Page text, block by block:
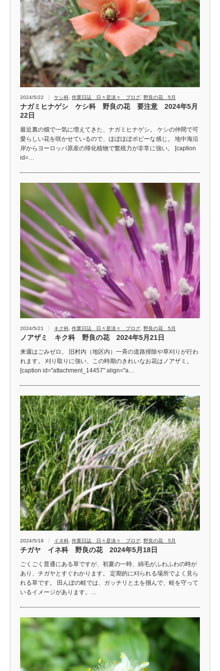
2024/5/22 ケシ科 作業日誌 日々是淡々 ブログ 野良の花 5月
ナガミヒナゲシ ケシ科 野良の花 要注意 2024年5月
22日
最近裏の畑で一気に増えてきた、ナガミヒナゲシ。 ケシの仲間で可
愛らしい花を咲かせているので、ほぼほぼポピーな感じ。 地中海沿
岸からヨーロッパ原産の帰化植物で繁殖力が非常に強い。 [caption
id=…
2024/5/21 キク科 作業日誌 日々是淡々 ブログ 野良の花 5月
ノアザミ キク科 野良の花 2024年5月21日
来週はごみゼロ。 旧村内（地区内）一斉の道路掃除や草刈りが行わ
れます。 刈り取りに強い、この時期のきれいなお花はノアザミ。
[caption id="attachment_14457" align="a…
2024/5/18 イネ科 作業日誌 日々是淡々 ブログ 野良の花 5月
チガヤ イネ科 野良の花 2024年5月18日
ごくごく普通にある草ですが、初夏の一時、綿毛がふわふわの時が
あり、チガヤとすぐわかります。 定期的に刈られる場所でよく見ら
れる草です。 田んぼの畦では、ガッチリと土を掴んで、畦を守って
いるイメージがあります。…